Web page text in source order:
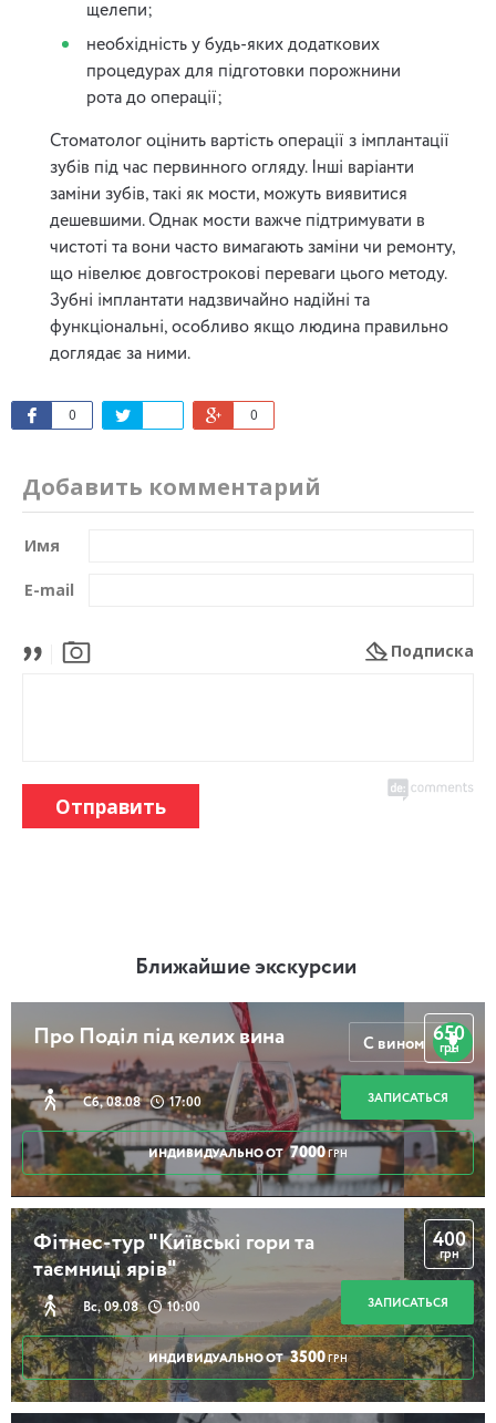
щелепи;
необхідність у будь-яких додаткових
процедурах для підготовки порожнини
рота до операції;
Стоматолог оцінить вартість операції з імплантації
зубів під час первинного огляду. Інші варіанти
заміни зубів, такі як мости, можуть виявитися
дешевшими. Однак мости важче підтримувати в
чистоті та вони часто вимагають заміни чи ремонту,
що нівелює довгострокові переваги цього методу.
Зубні імплантати надзвичайно надійні та
функціональні, особливо якщо людина правильно
доглядає за ними.
0 0
Добавить комментарий
Имя
E-mail
Подписка
Отправить
Ближайшие экскурсии
Про Поділ під келих вина
Сб, 08.08 17:00
650
грн
ЗАПИСАТЬСЯ
ИНДИВИДУАЛЬНО ОТ 7000 ГРН
С вином
Фітнес-тур "Київські гори та
таємниці ярів"
Вс, 09.08 10:00
400
грн
ЗАПИСАТЬСЯ
ИНДИВИДУАЛЬНО ОТ 3500 ГРН